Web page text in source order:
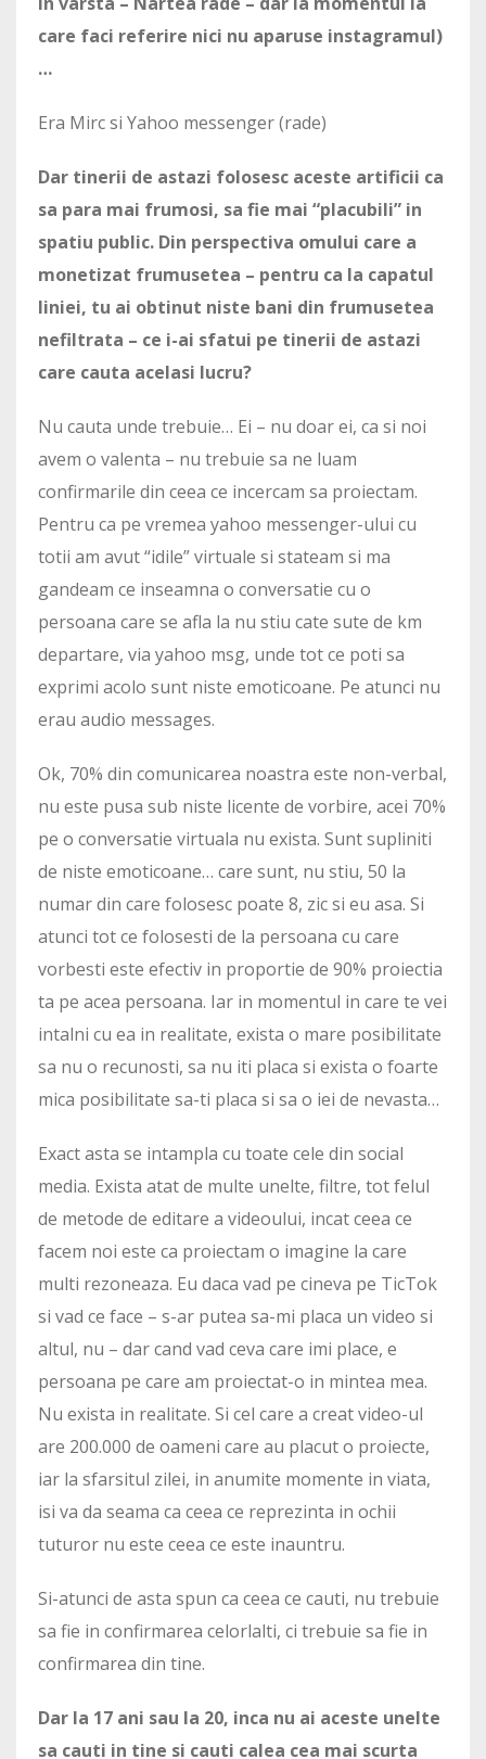
care faci referire nici nu aparuse instagramul)
…
Era Mirc si Yahoo messenger (rade)
Dar tinerii de astazi folosesc aceste artificii ca
sa para mai frumosi, sa fie mai “placubili” in
spatiu public. Din perspectiva omului care a
monetizat frumusetea – pentru ca la capatul
liniei, tu ai obtinut niste bani din frumusetea
nefiltrata – ce i-ai sfatui pe tinerii de astazi
care cauta acelasi lucru?
Nu cauta unde trebuie… Ei – nu doar ei, ca si noi
avem o valenta – nu trebuie sa ne luam
confirmarile din ceea ce incercam sa proiectam.
Pentru ca pe vremea yahoo messenger-ului cu
totii am avut “idile” virtuale si stateam si ma
gandeam ce inseamna o conversatie cu o
persoana care se afla la nu stiu cate sute de km
departare, via yahoo msg, unde tot ce poti sa
exprimi acolo sunt niste emoticoane. Pe atunci nu
erau audio messages.
Ok, 70% din comunicarea noastra este non-verbal,
nu este pusa sub niste licente de vorbire, acei 70%
pe o conversatie virtuala nu exista. Sunt supliniti
de niste emoticoane… care sunt, nu stiu, 50 la
numar din care folosesc poate 8, zic si eu asa. Si
atunci tot ce folosesti de la persoana cu care
vorbesti este efectiv in proportie de 90% proiectia
ta pe acea persoana. Iar in momentul in care te vei
intalni cu ea in realitate, exista o mare posibilitate
sa nu o recunosti, sa nu iti placa si exista o foarte
mica posibilitate sa-ti placa si sa o iei de nevasta…
Exact asta se intampla cu toate cele din social
media. Exista atat de multe unelte, filtre, tot felul
de metode de editare a videoului, incat ceea ce
facem noi este ca proiectam o imagine la care
multi rezoneaza. Eu daca vad pe cineva pe TicTok
si vad ce face – s-ar putea sa-mi placa un video si
altul, nu – dar cand vad ceva care imi place, e
persoana pe care am proiectat-o in mintea mea.
Nu exista in realitate. Si cel care a creat video-ul
are 200.000 de oameni care au placut o proiecte,
iar la sfarsitul zilei, in anumite momente in viata,
isi va da seama ca ceea ce reprezinta in ochii
tuturor nu este ceea ce este inauntru.
Si-atunci de asta spun ca ceea ce cauti, nu trebuie
sa fie in confirmarea celorlalti, ci trebuie sa fie in
confirmarea din tine.
Dar la 17 ani sau la 20, inca nu ai aceste unelte
sa cauti in tine si cauti calea cea mai scurta